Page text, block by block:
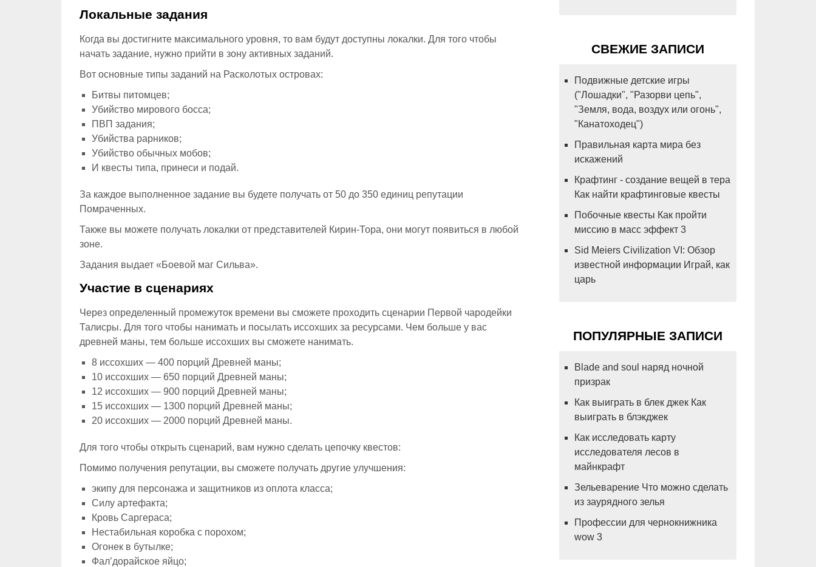
Локальные задания
Когда вы достигните максимального уровня, то вам будут доступны локалки. Для того чтобы
начать задание, нужно прийти в зону активных заданий.
Вот основные типы заданий на Расколотых островах:
Битвы питомцев;
Убийство мирового босса;
ПВП задания;
Убийства рарников;
Убийство обычных мобов;
И квесты типа, принеси и подай.
За каждое выполненное задание вы будете получать от 50 до 350 единиц репутации
Помраченных.
Также вы можете получать локалки от представителей Кирин-Тора, они могут появиться в любой
зоне.
Задания выдает «Боевой маг Сильва».
Участие в сценариях
Через определенный промежуток времени вы сможете проходить сценарии Первой чародейки
Талисры. Для того чтобы нанимать и посылать иссохших за ресурсами. Чем больше у вас
древней маны, тем больше иссохших вы сможете нанимать.
8 иссохших — 400 порций Древней маны;
10 иссохших — 650 порций Древней маны;
12 иссохших — 900 порций Древней маны;
15 иссохших — 1300 порций Древней маны;
20 иссохших — 2000 порций Древней маны.
Для того чтобы открыть сценарий, вам нужно сделать цепочку квестов:
Помимо получения репутации, вы сможете получать другие улучшения:
экипу для персонажа и защитников из оплота класса;
Силу артефакта;
Кровь Саргераса;
Нестабильная коробка с порохом;
Огонек в бутылке;
Фал’дорайское яйцо;
СВЕЖИЕ ЗАПИСИ
Подвижные детские игры
("Лошадки", "Разорви цепь",
"Земля, вода, воздух или огонь",
"Канатоходец")
Правильная карта мира без
искажений
Крафтинг - создание вещей в тера
Как найти крафтинговые квесты
Побочные квесты Как пройти
миссию в масс эффект 3
Sid Meiers Civilization VI: Обзор
известной информации Играй, как
царь
ПОПУЛЯРНЫЕ ЗАПИСИ
Blade and soul наряд ночной
призрак
Как выиграть в блек джек Как
выиграть в блэкджек
Как исследовать карту
исследователя лесов в
майнкрафт
Зельеварение Что можно сделать
из заурядного зелья
Профессии для чернокнижника
wow 3